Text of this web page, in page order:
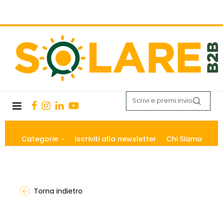
Categorie Iscriviti alla newsletter Chi Siamo
Torna indietro